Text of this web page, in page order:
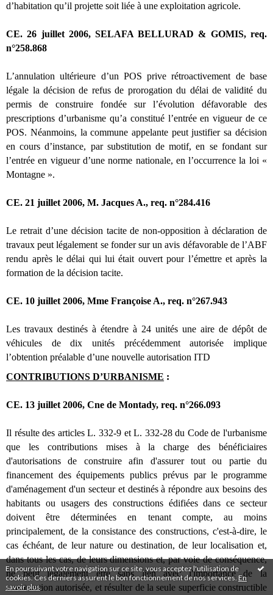
En poursuivant votre navigation sur ce site, vous acceptez l'utilisation de
cookies. Ces derniers assurent le bon fonctionnement de nos services. En
savoir plus.
d’habitation qu’il projette soit liée à une exploitation agricole.
CE. 26 juillet 2006, SELAFA BELLURAD & GOMIS, req.
n°258.868
L’annulation ultérieure d’un POS prive rétroactivement de base
légale la décision de refus de prorogation du délai de validité du
permis de construire fondée sur l’évolution défavorable des
prescriptions d’urbanisme qu’a constitué l’entrée en vigueur de ce
POS. Néanmoins, la commune appelante peut justifier sa décision
en cours d’instance, par substitution de motif, en se fondant sur
l’entrée en vigueur d’une norme nationale, en l’occurrence la loi «
Montagne ».
CE. 21 juillet 2006, M. Jacques A., req. n°284.416
Le retrait d’une décision tacite de non-opposition à déclaration de
travaux peut légalement se fonder sur un avis défavorable de l’ABF
rendu après le délai qui lui était ouvert pour l’émettre et après la
formation de la décision tacite.
CE. 10 juillet 2006, Mme Françoise A., req. n°267.943
Les travaux destinés à étendre à 24 unités une aire de dépôt de
véhicules de dix unités précédemment autorisée implique
l’obtention préalable d’une nouvelle autorisation ITD
CONTRIBUTIONS D’URBANISME :
CE. 13 juillet 2006, Cne de Montady, req. n°266.093
Il résulte des articles L. 332-9 et L. 332-28 du Code de l'urbanisme
que les contributions mises à la charge des bénéficiaires
d'autorisations de construire afin d'assurer tout ou partie du
financement des équipements publics prévus par le programme
d'aménagement d'un secteur et destinés à répondre aux besoins des
habitants ou usagers des constructions édifiées dans ce secteur
doivent être déterminées en tenant compte, au moins
principalement, de la consistance des constructions, c'est-à-dire, le
cas échéant, de leur nature ou destination, de leur localisation et,
dans tous les cas, de leurs dimensions et, par voie de conséquence,
ne peut légalement être sans lien avec l'importance de la
construction autorisée, et résulter de la seule superficie constructible